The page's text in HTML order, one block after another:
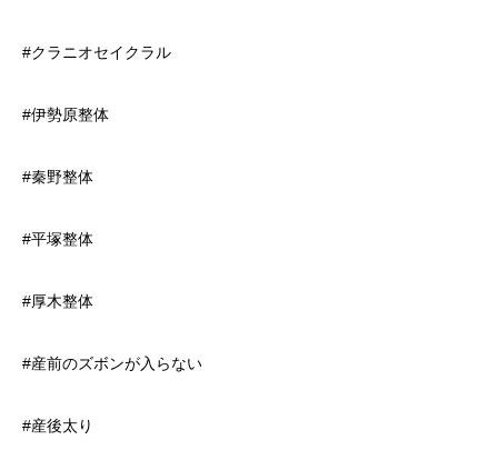
#クラニオセイクラル
#伊勢原整体
#秦野整体
#平塚整体
#厚木整体
#産前のズボンが入らない
#産後太り